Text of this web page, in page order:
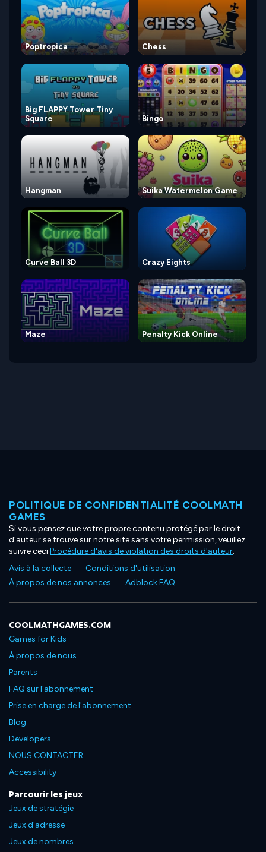
Poptropica Chess
Big FLAPPY Tower Tiny
Square
Bingo
Hangman Suika Watermelon Game
Curve Ball 3D Crazy Eights
Maze Penalty Kick Online
POLITIQUE DE CONFIDENTIALITÉ COOLMATH
GAMES
Si vous pensez que votre propre contenu protégé par le droit
d'auteur se trouve sur notre site sans votre permission, veuillez
suivre ceciProcédure d'avis de violation des droits d'auteur.
Avis à la collecte
Conditions d'utilisation
À propos de nos annonces
Adblock FAQ
COOLMATHGAMES.COM
Games for Kids
À propos de nous
Parents
FAQ sur l'abonnement
Prise en charge de l'abonnement
Blog
Developers
NOUS CONTACTER
Accessibility
Parcourir les jeux
Jeux de stratégie
Jeux d'adresse
Jeux de nombres